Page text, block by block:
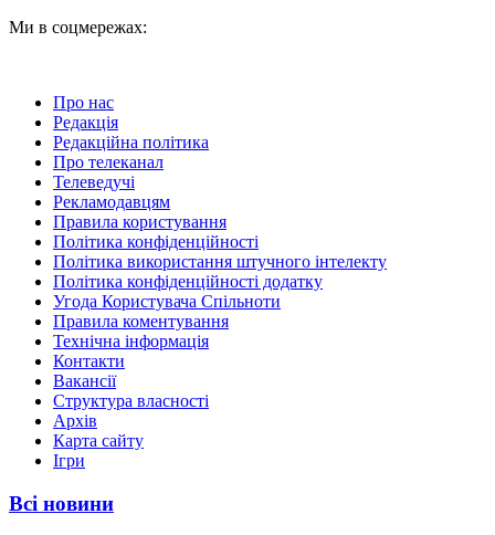
Ми в соцмережах:
Про нас
Редакція
Редакційна політика
Про телеканал
Телеведучі
Рекламодавцям
Правила користування
Політика конфіденційності
Політика використання штучного інтелекту
Політика конфіденційності додатку
Угода Користувача Спільноти
Правила коментування
Технічна інформація
Контакти
Вакансії
Структура власності
Архів
Карта сайту
Ігри
Всі новини